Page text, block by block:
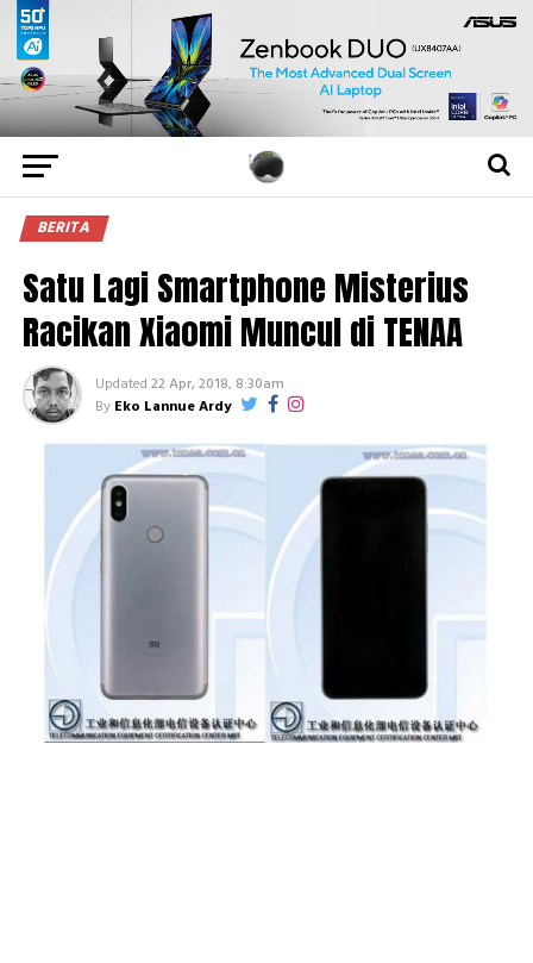
BERITA
Satu Lagi Smartphone Misterius
Racikan Xiaomi Muncul di TENAA
Updated 22 Apr, 2018, 8:30am
By Eko Lannue Ardy